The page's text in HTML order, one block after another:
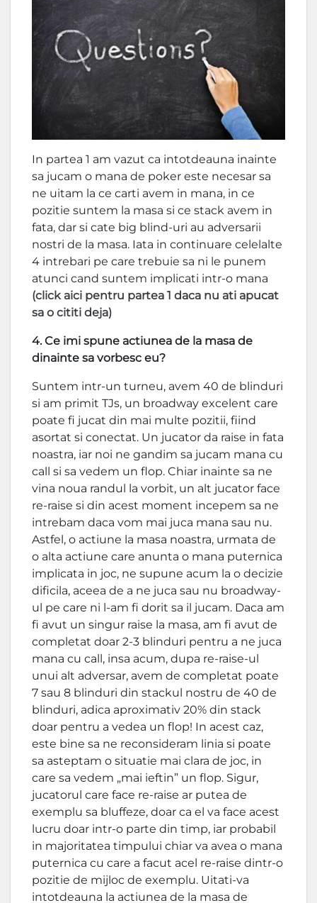
In partea 1 am vazut ca intotdeauna inainte
sa jucam o mana de poker este necesar sa
ne uitam la ce carti avem in mana, in ce
pozitie suntem la masa si ce stack avem in
fata, dar si cate big blind-uri au adversarii
nostri de la masa. Iata in continuare celelalte
4 intrebari pe care trebuie sa ni le punem
atunci cand suntem implicati intr-o mana
(click aici pentru partea 1 daca nu ati apucat
sa o cititi deja)
4. Ce imi spune actiunea de la masa de
dinainte sa vorbesc eu?
Suntem intr-un turneu, avem 40 de blinduri
si am primit TJs, un broadway excelent care
poate fi jucat din mai multe pozitii, fiind
asortat si conectat. Un jucator da raise in fata
noastra, iar noi ne gandim sa jucam mana cu
call si sa vedem un flop. Chiar inainte sa ne
vina noua randul la vorbit, un alt jucator face
re-raise si din acest moment incepem sa ne
intrebam daca vom mai juca mana sau nu.
Astfel, o actiune la masa noastra, urmata de
o alta actiune care anunta o mana puternica
implicata in joc, ne supune acum la o decizie
dificila, aceea de a ne juca sau nu broadway-
ul pe care ni l-am fi dorit sa il jucam. Daca am
fi avut un singur raise la masa, am fi avut de
completat doar 2-3 blinduri pentru a ne juca
mana cu call, insa acum, dupa re-raise-ul
unui alt adversar, avem de completat poate
7 sau 8 blinduri din stackul nostru de 40 de
blinduri, adica aproximativ 20% din stack
doar pentru a vedea un flop! In acest caz,
este bine sa ne reconsideram linia si poate
sa asteptam o situatie mai clara de joc, in
care sa vedem „mai ieftin” un flop. Sigur,
jucatorul care face re-raise ar putea de
exemplu sa bluffeze, doar ca el va face acest
lucru doar intr-o parte din timp, iar probabil
in majoritatea timpului chiar va avea o mana
puternica cu care a facut acel re-raise dintr-o
pozitie de mijloc de exemplu. Uitati-va
intotdeauna la actiunea de la masa de